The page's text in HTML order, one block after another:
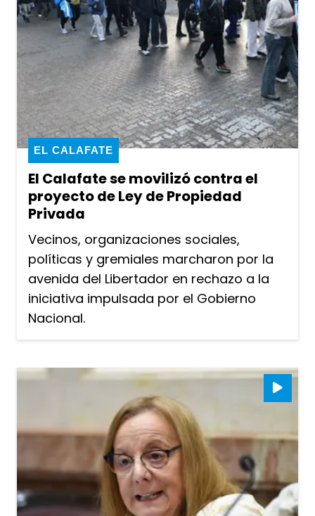
El Calafate se movilizó contra el
proyecto de Ley de Propiedad
Privada
EL CALAFATE
Vecinos, organizaciones sociales,
políticas y gremiales marcharon por la
avenida del Libertador en rechazo a la
iniciativa impulsada por el Gobierno
Nacional.